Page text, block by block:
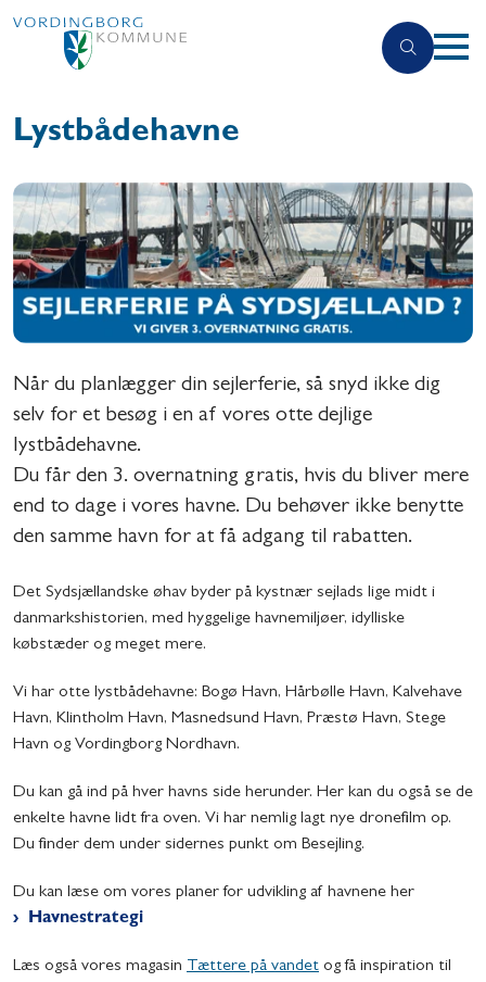
Lystbådehavne
Når du planlægger din sejlerferie, så snyd ikke dig
selv for et besøg i en af vores otte dejlige
lystbådehavne.
Du får den 3. overnatning gratis, hvis du bliver mere
end to dage i vores havne. Du behøver ikke benytte
den samme havn for at få adgang til rabatten.
Det Sydsjællandske øhav byder på kystnær sejlads lige midt i
danmarkshistorien, med hyggelige havnemiljøer, idylliske
købstæder og meget mere.
Vi har otte lystbådehavne: Bogø Havn, Hårbølle Havn, Kalvehave
Havn, Klintholm Havn, Masnedsund Havn, Præstø Havn, Stege
Havn og Vordingborg Nordhavn.
Du kan gå ind på hver havns side herunder. Her kan du også se de
enkelte havne lidt fra oven. Vi har nemlig lagt nye dronefilm op.
Du finder dem under sidernes punkt om Besejling.
Du kan læse om vores planer for udvikling af havnene her
Havnestrategi
Læs også vores magasin Tættere på vandet og få inspiration til